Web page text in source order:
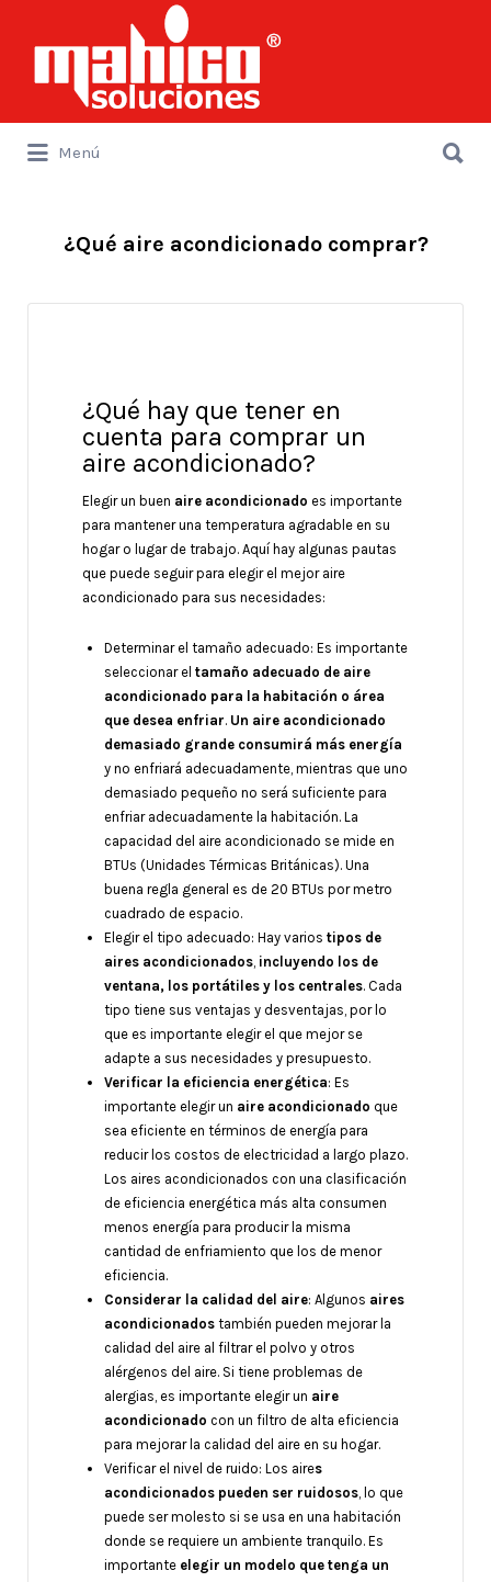
por:
Menú
por:
¿Qué aire acondicionado comprar?
¿Qué hay que tener en
cuenta para comprar un
aire acondicionado?
Elegir un buen aire acondicionado es importante
para mantener una temperatura agradable en su
hogar o lugar de trabajo. Aquí hay algunas pautas
que puede seguir para elegir el mejor aire
acondicionado para sus necesidades:
Determinar el tamaño adecuado: Es importante
seleccionar el tamaño adecuado de aire
acondicionado para la habitación o área
que desea enfriar. Un aire acondicionado
demasiado grande consumirá más energía
y no enfriará adecuadamente, mientras que uno
demasiado pequeño no será suficiente para
enfriar adecuadamente la habitación. La
capacidad del aire acondicionado se mide en
BTUs (Unidades Térmicas Británicas). Una
buena regla general es de 20 BTUs por metro
cuadrado de espacio.
Elegir el tipo adecuado: Hay varios tipos de
aires acondicionados incluyendo los de
ventana, los portátiles y los centrales. Cada
tipo tiene sus ventajas y desventajas, por lo
que es importante elegir el que mejor se
adapte a sus necesidades y presupuesto.
Verificar la eficiencia energética: Es
importante elegir un aire acondicionado que
sea eficiente en términos de energía para
reducir los costos de electricidad a largo plazo.
Los aires acondicionados con una clasificación
de eficiencia energética más alta consumen
menos energía para producir la misma
cantidad de enfriamiento que los de menor
eficiencia.
Considerar la calidad del aire: Algunos aires
acondicionados también pueden mejorar la
calidad del aire al filtrar el polvo y otros
alérgenos del aire. Si tiene problemas de
alergias, es importante elegir un aire
acondicionado con un filtro de alta eficiencia
para mejorar la calidad del aire en su hogar.
Verificar el nivel de ruido: Los aires
acondicionados pueden ser ruidosos , lo que
puede ser molesto si se usa en una habitación
donde se requiere un ambiente tranquilo. Es
importante elegir un modelo que tenga un